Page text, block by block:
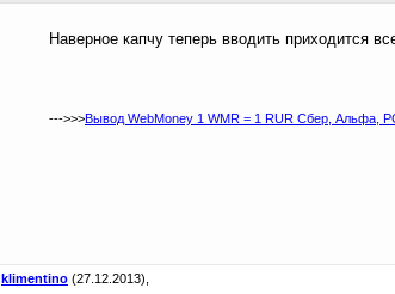
Наверное капчу теперь вводить приходится
--->>>Вывод WebMoney 1 WMR = 1 RUR Сбер, Альфа,
klimentino (27.12.2013),